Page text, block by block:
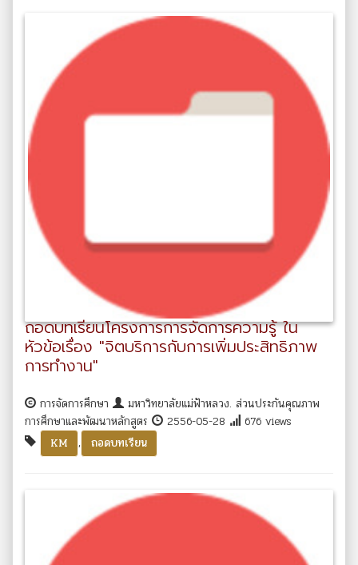
ถอดบทเรียนโครงการการจัดการความรู้ ใน
หัวข้อเรื่อง "จิตบริการกับการเพิ่มประสิทธิภาพ
การทำงาน"
การจัดการศึกษา
มหาวิทยาลัยแม่ฟ้าหลวง. ส่วนประกันคุณภาพ
การศึกษาและพัฒนาหลักสูตร
2556-05-28
676 views
KM
, ถอดบทเรียน